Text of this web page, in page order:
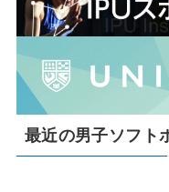
最近の男子ソフト